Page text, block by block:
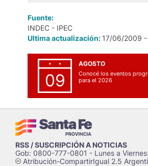
Fuente:
INDEC - IPEC
Ultima actualización: 17/06/2009 -
09
AGOSTO
Conocé los eventos
para el 2026
RSS / SUSCRIPCIÓN A NOTICIAS
Gob: 0800-777-0801 - Lunes a
cAtribución-CompartirIgual 2.5